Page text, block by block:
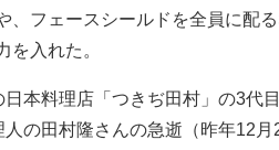
、フェースシールドを全員に配
を入れた。
本料理店「つきぢ田村」の3代
の田村隆さんの急逝（昨年12月